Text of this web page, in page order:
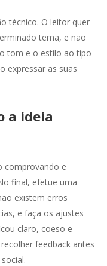
técnico. O leitor quer
tema, e não
tom e o estilo ao tipo
expressar as suas
a ideia
comprovando e
final, efetue uma
existem erros
e faça os ajustes
claro, coeso e
feedback antes